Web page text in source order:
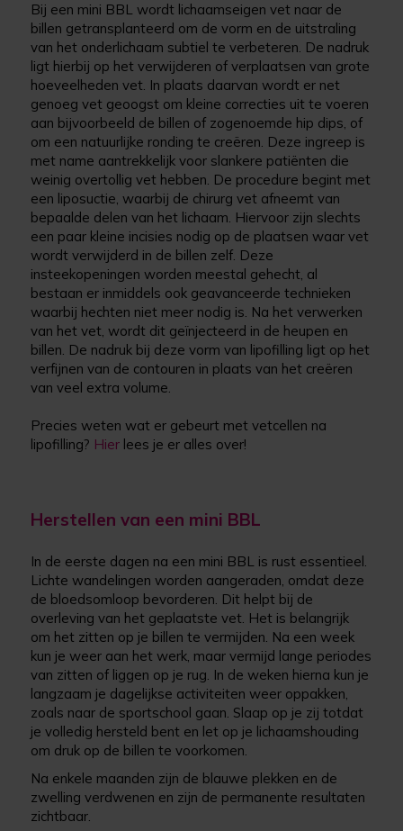
Bij een mini BBL wordt lichaamseigen vet naar de
billen getransplanteerd om de vorm en de uitstraling
van het onderlichaam subtiel te verbeteren. De nadruk
ligt hierbij op het verwijderen of verplaatsen van grote
hoeveelheden vet. In plaats daarvan wordt er net
genoeg vet geoogst om kleine correcties uit te voeren
aan bijvoorbeeld de billen of zogenoemde hip dips, of
om een natuurlijke ronding te creëren. Deze ingreep is
met name aantrekkelijk voor slankere patiënten die
weinig overtollig vet hebben. De procedure begint met
een liposuctie, waarbij de chirurg vet afneemt van
bepaalde delen van het lichaam. Hiervoor zijn slechts
een paar kleine incisies nodig op de plaatsen waar vet
wordt verwijderd in de billen zelf. Deze
insteekopeningen worden meestal gehecht, al
bestaan er inmiddels ook geavanceerde technieken
waarbij hechten niet meer nodig is. Na het verwerken
van het vet, wordt dit geïnjecteerd in de heupen en
billen. De nadruk bij deze vorm van lipofilling ligt op het
verfijnen van de contouren in plaats van het creëren
van veel extra volume.
Precies weten wat er gebeurt met vetcellen na
lipofilling? Hier lees je er alles over!
Herstellen van een mini BBL
In de eerste dagen na een mini BBL is rust essentieel.
Lichte wandelingen worden aangeraden, omdat deze
de bloedsomloop bevorderen. Dit helpt bij de
overleving van het geplaatste vet. Het is belangrijk
om het zitten op je billen te vermijden. Na een week
kun je weer aan het werk, maar vermijd lange periodes
van zitten of liggen op je rug. In de weken hierna kun je
langzaam je dagelijkse activiteiten weer oppakken,
zoals naar de sportschool gaan. Slaap op je zij totdat
je volledig hersteld bent en let op je lichaamshouding
om druk op de billen te voorkomen.
Na enkele maanden zijn de blauwe plekken en de
zwelling verdwenen en zijn de permanente resultaten
zichtbaar.